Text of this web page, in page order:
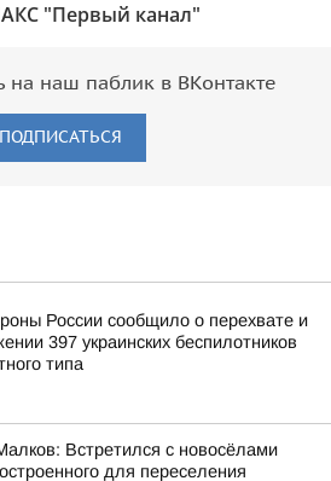
"Первый канал"
на наш паблик в ВКонтакте
ПОДПИСАТЬСЯ
России сообщило о перехвате и
397 украинских беспилотников
типа
Встретился с новосёлами
для переселения